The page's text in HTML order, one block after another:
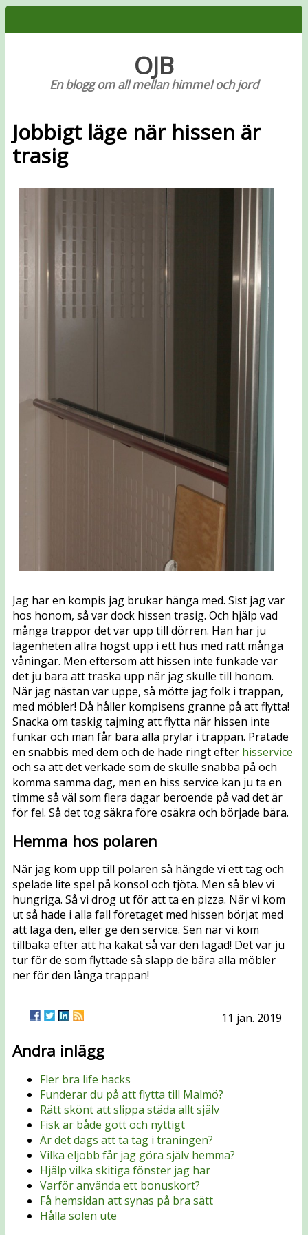
OJB
En blogg om all mellan himmel och jord
Jobbigt läge när hissen är
trasig
Jag har en kompis jag brukar hänga med. Sist jag var
hos honom, så var dock hissen trasig. Och hjälp vad
många trappor det var upp till dörren. Han har ju
lägenheten allra högst upp i ett hus med rätt många
våningar. Men eftersom att hissen inte funkade var
det ju bara att traska upp när jag skulle till honom.
När jag nästan var uppe, så mötte jag folk i trappan,
med möbler! Då håller kompisens granne på att flytta!
Snacka om taskig tajming att flytta när hissen inte
funkar och man får bära alla prylar i trappan. Pratade
en snabbis med dem och de hade ringt efter hisservice
och sa att det verkade som de skulle snabba på och
komma samma dag, men en hiss service kan ju ta en
timme så väl som flera dagar beroende på vad det är
för fel. Så det tog säkra före osäkra och började bära.
Hemma hos polaren
När jag kom upp till polaren så hängde vi ett tag och
spelade lite spel på konsol och tjöta. Men så blev vi
hungriga. Så vi drog ut för att ta en pizza. När vi kom
ut så hade i alla fall företaget med hissen börjat med
att laga den, eller ge den service. Sen när vi kom
tillbaka efter att ha käkat så var den lagad! Det var ju
tur för de som flyttade så slapp de bära alla möbler
ner för den långa trappan!
11 jan. 2019
Andra inlägg
Fler bra life hacks
Funderar du på att flytta till Malmö?
Rätt skönt att slippa städa allt själv
Fisk är både gott och nyttigt
Är det dags att ta tag i träningen?
Vilka eljobb får jag göra själv hemma?
Hjälp vilka skitiga fönster jag har
Varför använda ett bonuskort?
Få hemsidan att synas på bra sätt
Hålla solen ute